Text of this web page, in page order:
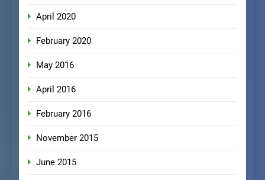
April 2020
February 2020
May 2016
April 2016
February 2016
November 2015
June 2015